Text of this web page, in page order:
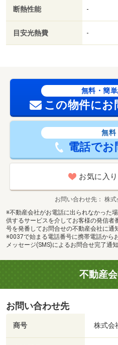
断熱性能 -
目安光熱費 -
無料・簡単
この物件にお
無料
電話でお
お気に入
お問い合わせ先
株式
※不動産会社がお電話に出られなかった
供するサービスを介してお客様の発信者
号を発番してお問合せの不動産会社に通
※0037で始まる電話番号に携帯電話から
メッセージ(SMS)によるお問合せ完了通
不動産
お問い合わせ先
商号 株式会